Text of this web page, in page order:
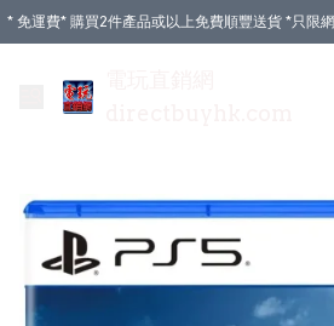
* 免運費* 購買2件產品或以上免費順豐送貨 *只限